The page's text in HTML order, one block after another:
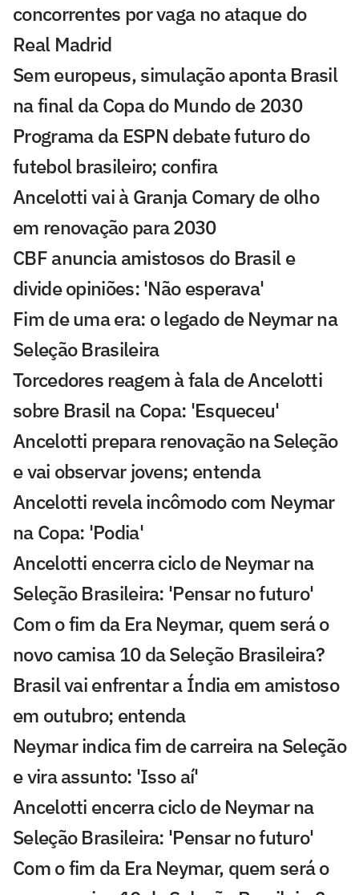
concorrentes por vaga no ataque do
Real Madrid
Sem europeus, simulação aponta Brasil
na final da Copa do Mundo de 2030
Programa da ESPN debate futuro do
futebol brasileiro; confira
Ancelotti vai à Granja Comary de olho
em renovação para 2030
CBF anuncia amistosos do Brasil e
divide opiniões: 'Não esperava'
Fim de uma era: o legado de Neymar na
Seleção Brasileira
Torcedores reagem à fala de Ancelotti
sobre Brasil na Copa: 'Esqueceu'
Ancelotti prepara renovação na Seleção
e vai observar jovens; entenda
Ancelotti revela incômodo com Neymar
na Copa: 'Podia'
Ancelotti encerra ciclo de Neymar na
Seleção Brasileira: 'Pensar no futuro'
Com o fim da Era Neymar, quem será o
novo camisa 10 da Seleção Brasileira?
Brasil vai enfrentar a Índia em amistoso
em outubro; entenda
Neymar indica fim de carreira na Seleção
e vira assunto: 'Isso aí'
Ancelotti encerra ciclo de Neymar na
Seleção Brasileira: 'Pensar no futuro'
Com o fim da Era Neymar, quem será o